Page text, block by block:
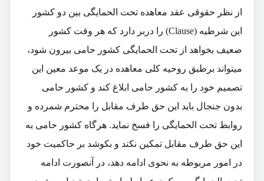
از نظر حقوقی عقد معاهده تحت الحمایگی بین دو کشور
این شرطیه (Clause)
را دربر دارد که هر وقت کشور
ضعیف بخواهد از تحت الحمایگی کشور حامی بیرون شود،
میتواند برطبق روحیه کلی معاهده در یک موعد معین این
تصمیم خود را به کشور حامی ابلاغ کند و کشور حامی
بدون جنجال باید این حق طرف مقابل را محترم شمرده و
روابط تحت الحمایگی را فسخ نماید. هرگاه کشور حامی به
این حق طرف مقابل تمکین نکند و بکوشد بر حاکمیت خود
در امور مربوطه به نحوی ادامه دهد، در آنصورت ادامه